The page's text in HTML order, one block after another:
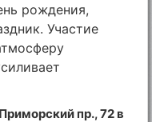
рождения,
Участие
пр., 72 в